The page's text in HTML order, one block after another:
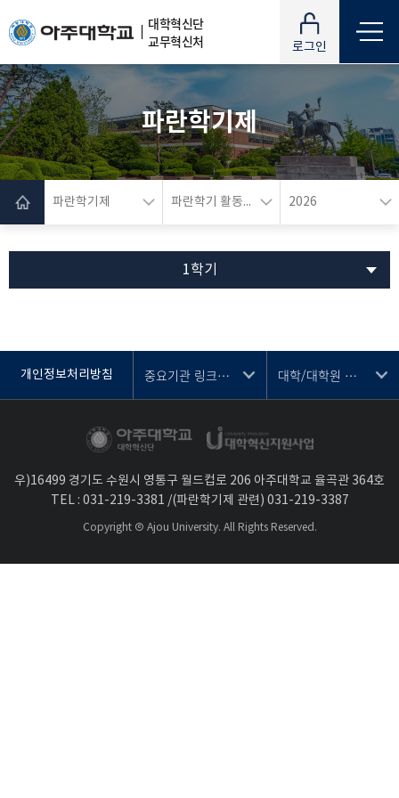
대학혁신단
교무혁신처
로그인
파란학기제
파란학기제 파란학기 활동내역 2026
1학기
개인정보처리방침 중요기관 링크 선택 대학/대학원 선택
우)16499 경기도 수원시 영통구 월드컵로 206 아주대학교 율곡관 364호
TEL : 031-219-3381 /(파란학기제 관련) 031-219-3387
Copyright Ⓒ Ajou University. All Rights Reserved.